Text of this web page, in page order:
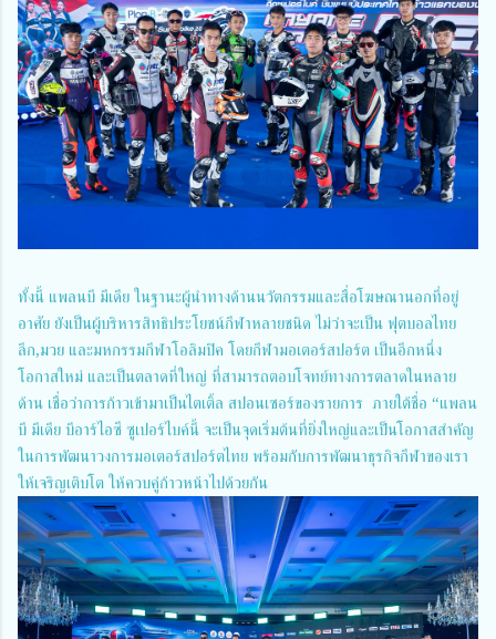
ทั้งนี้ แพลนบี มีเดีย ในฐานะผู้นำทางด้านนวัตกรรมและสื่อโฆษณานอกที่อยู่
อาศัย ยังเป็นผู้บริหารสิทธิประโยชน์กีฬาหลายชนิด ไม่ว่าจะเป็น ฟุตบอลไทย
ลีก,มวย และมหกรรมกีฬาโอลิมปิค โดยกีฬามอเตอร์สปอร์ต เป็นอีกหนึ่ง
โอกาสใหม่ และเป็นตลาดที่ใหญ่ ที่สามารถตอบโจทย์ทางการตลาดในหลาย
ด้าน เชื่อว่าการก้าวเข้ามาเป็นไตเติ้ล สปอนเซอร์ของรายการ ภายใต้ชื่อ “แพลน
บี มีเดีย บีอาร์ไอซี ซูเปอร์ไบค์นี้ จะเป็นจุดเริ่มต้นที่ยิ่งใหญ่และเป็นโอกาสสำคัญ
ในการพัฒนาวงการมอเตอร์สปอร์ตไทย พร้อมกับการพัฒนาธุรกิจกีฬาของเรา
ให้เจริญเติบโต ให้ควบคู่ก้าวหน้าไปด้วยกัน